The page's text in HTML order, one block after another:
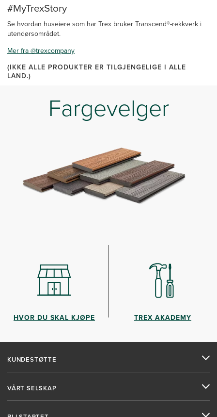
#MyTrexStory
Se hvordan huseiere som har Trex bruker Transcend®-rekkverk i
utendørsområdet.
Mer fra @trexcompany
(IKKE ALLE PRODUKTER ER TILGJENGELIGE I ALLE
LAND.)
Fargevelger
HVOR DU SKAL KJØPE TREX AKADEMY
KUNDESTØTTE
VÅRT SELSKAP